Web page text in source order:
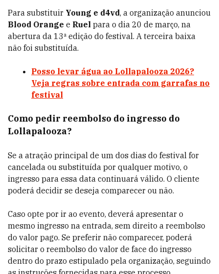
Para substituir Young e d4vd, a organização anunciou
Blood Orange e Ruel para o dia 20 de março, na
abertura da 13ª edição do festival. A terceira baixa
não foi substituída.
Posso levar água ao Lollapalooza 2026?
Veja regras sobre entrada com garrafas no
festival
Como pedir reembolso do ingresso do
Lollapalooza?
Se a atração principal de um dos dias do festival for
cancelada ou substituída por qualquer motivo, o
ingresso para essa data continuará válido. O cliente
poderá decidir se deseja comparecer ou não.
Caso opte por ir ao evento, deverá apresentar o
mesmo ingresso na entrada, sem direito a reembolso
do valor pago. Se preferir não comparecer, poderá
solicitar o reembolso do valor de face do ingresso
dentro do prazo estipulado pela organização, seguindo